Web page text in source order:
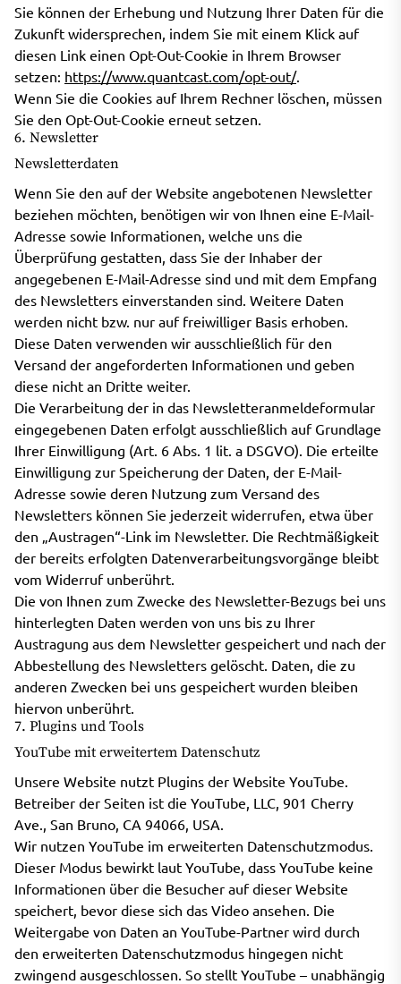
Sie können der Erhebung und Nutzung Ihrer Daten für die
Zukunft widersprechen, indem Sie mit einem Klick auf
diesen Link einen Opt-Out-Cookie in Ihrem Browser
setzen: https://www.quantcast.com/opt-out/.
Wenn Sie die Cookies auf Ihrem Rechner löschen, müssen
Sie den Opt-Out-Cookie erneut setzen.
6. Newsletter
Newsletterdaten
Wenn Sie den auf der Website angebotenen Newsletter
beziehen möchten, benötigen wir von Ihnen eine E-Mail-
Adresse sowie Informationen, welche uns die
Überprüfung gestatten, dass Sie der Inhaber der
angegebenen E-Mail-Adresse sind und mit dem Empfang
des Newsletters einverstanden sind. Weitere Daten
werden nicht bzw. nur auf freiwilliger Basis erhoben.
Diese Daten verwenden wir ausschließlich für den
Versand der angeforderten Informationen und geben
diese nicht an Dritte weiter.
Die Verarbeitung der in das Newsletteranmeldeformular
eingegebenen Daten erfolgt ausschließlich auf Grundlage
Ihrer Einwilligung (Art. 6 Abs. 1 lit. a DSGVO). Die erteilte
Einwilligung zur Speicherung der Daten, der E-Mail-
Adresse sowie deren Nutzung zum Versand des
Newsletters können Sie jederzeit widerrufen, etwa über
den „Austragen“-Link im Newsletter. Die Rechtmäßigkeit
der bereits erfolgten Datenverarbeitungsvorgänge bleibt
vom Widerruf unberührt.
Die von Ihnen zum Zwecke des Newsletter-Bezugs bei uns
hinterlegten Daten werden von uns bis zu Ihrer
Austragung aus dem Newsletter gespeichert und nach der
Abbestellung des Newsletters gelöscht. Daten, die zu
anderen Zwecken bei uns gespeichert wurden bleiben
hiervon unberührt.
7. Plugins und Tools
YouTube mit erweitertem Datenschutz
Unsere Website nutzt Plugins der Website YouTube.
Betreiber der Seiten ist die YouTube, LLC, 901 Cherry
Ave., San Bruno, CA 94066, USA.
Wir nutzen YouTube im erweiterten Datenschutzmodus.
Dieser Modus bewirkt laut YouTube, dass YouTube keine
Informationen über die Besucher auf dieser Website
speichert, bevor diese sich das Video ansehen. Die
Weitergabe von Daten an YouTube-Partner wird durch
den erweiterten Datenschutzmodus hingegen nicht
zwingend ausgeschlossen. So stellt YouTube – unabhängig